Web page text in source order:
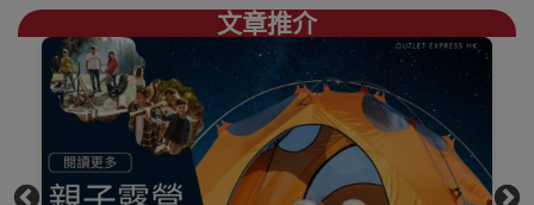
上網睇人評價不
如自己到陳列室
觸摸下更知自己
心，歡迎到香港
觀塘陳列室門市
選購
文章推介